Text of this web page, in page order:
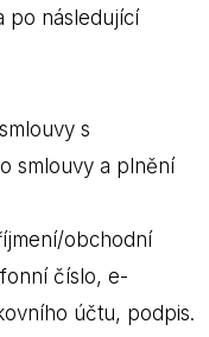
po následující
s
smlouvy a plnění
obchodní
číslo, e-
účtu, podpis.